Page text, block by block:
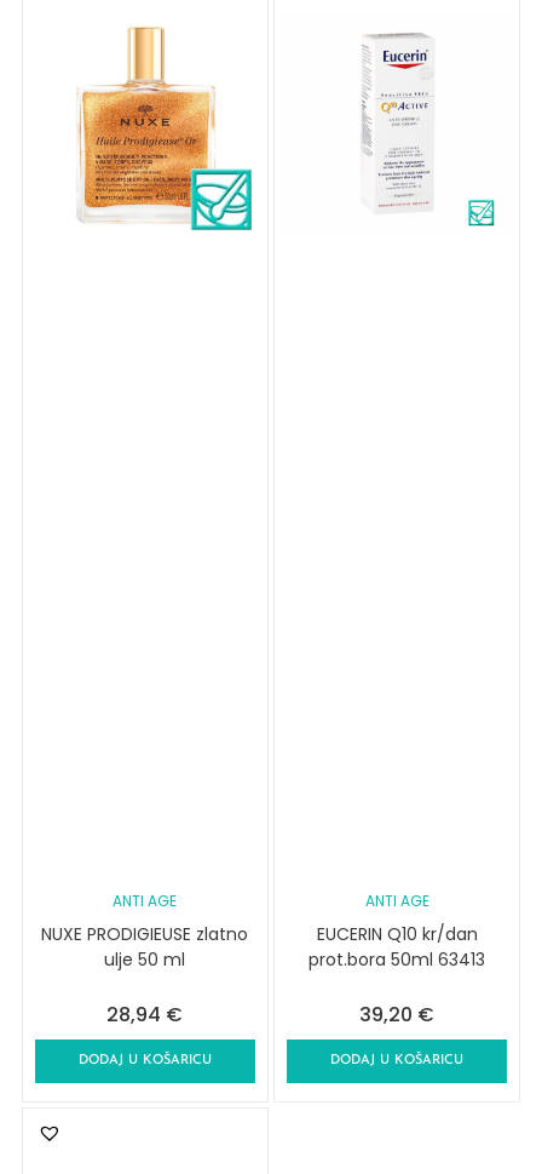
ANTI AGE
NUXE PRODIGIEUSE zlatno
ulje 50 ml
28,94 €
DODAJ U KOŠARICU
ANTI AGE
EUCERIN Q10 kr/dan
prot.bora 50ml 63413
39,20 €
DODAJ U KOŠARICU